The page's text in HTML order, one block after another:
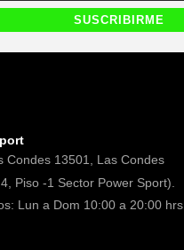
Condes 13501, Las Condes
Piso -1 Sector Power Sport).
Lun a Dom 10:00 a 20:00 hrs.